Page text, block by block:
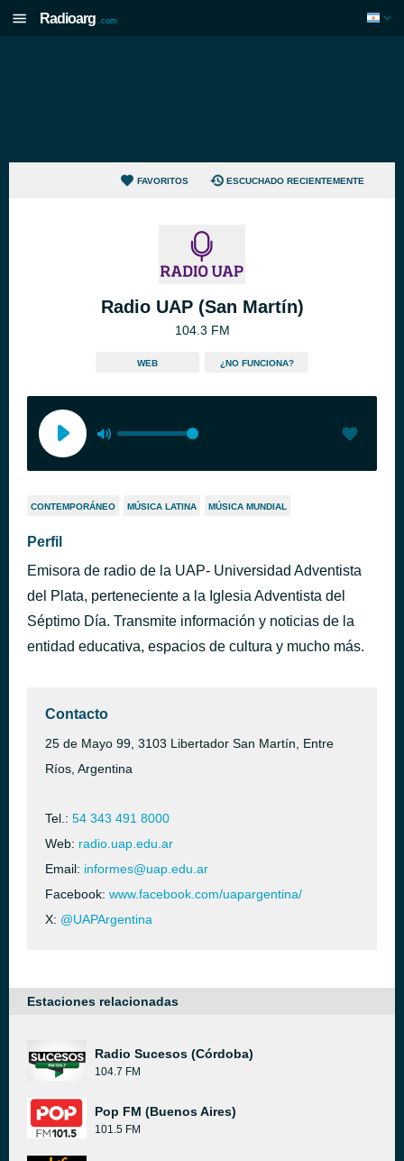
Radioarg .com
FAVORITOS ESCUCHADO RECIENTEMENTE
Radio UAP (San Martín)
104.3 FM
WEB ¿NO FUNCIONA?
CONTEMPORÁNEO MÚSICA LATINA MÚSICA MUNDIAL
Perfil
Emisora de radio de la UAP- Universidad Adventista
del Plata, perteneciente a la Iglesia Adventista del
Séptimo Día. Transmite información y noticias de la
entidad educativa, espacios de cultura y mucho más.
Contacto
25 de Mayo 99, 3103 Libertador San Martín, Entre
Ríos, Argentina
Tel.: 54 343 491 8000
Web: radio.uap.edu.ar
Email: informes@uap.edu.ar
Facebook: www.facebook.com/uapargentina/
X: @UAPArgentina
Estaciones relacionadas
Radio Sucesos (Córdoba)
104.7 FM
Pop FM (Buenos Aires)
101.5 FM